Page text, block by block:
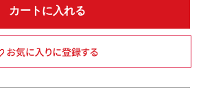
カートに入れる